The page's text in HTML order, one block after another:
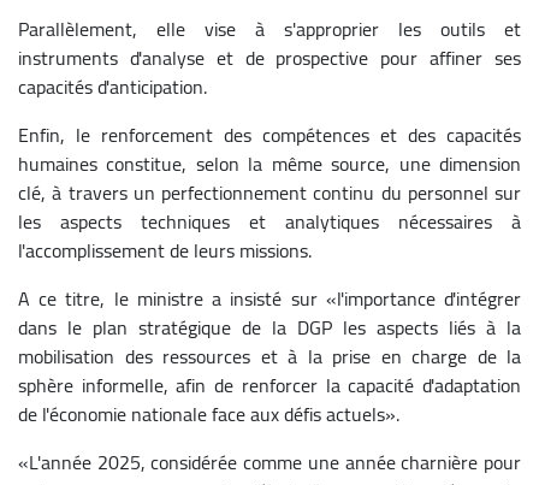
Parallèlement, elle vise à s'approprier les outils et
instruments d'analyse et de prospective pour affiner ses
capacités d'anticipation.
Enfin, le renforcement des compétences et des capacités
humaines constitue, selon la même source, une dimension
clé, à travers un perfectionnement continu du personnel sur
les aspects techniques et analytiques nécessaires à
l'accomplissement de leurs missions.
A ce titre, le ministre a insisté sur «l'importance d'intégrer
dans le plan stratégique de la DGP les aspects liés à la
mobilisation des ressources et à la prise en charge de la
sphère informelle, afin de renforcer la capacité d'adaptation
de l'économie nationale face aux défis actuels».
«L'année 2025, considérée comme une année charnière pour